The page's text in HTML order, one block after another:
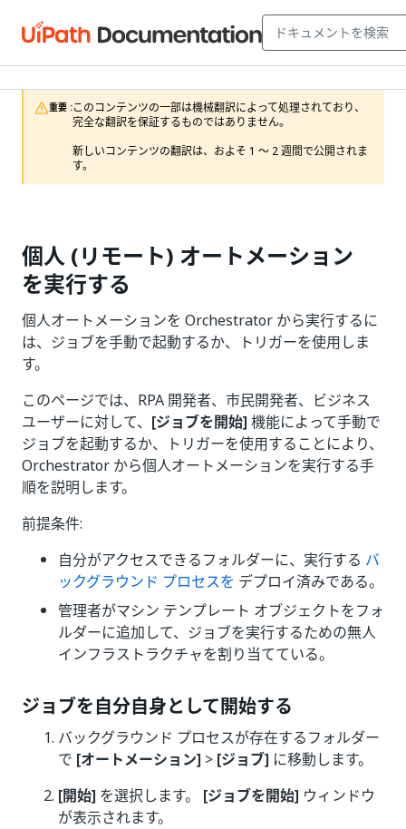
重要 :このコンテンツの一部は機械翻訳によって処理されており、
完全な翻訳を保証するものではありません。
新しいコンテンツの翻訳は、およそ 1 ～ 2 週間で公開されま
す。
個人 (リモート) オートメーション
を実行する
個人オートメーションを Orchestrator から実行するに
は、ジョブを手動で起動するか、トリガーを使用しま
す。
このページでは、RPA 開発者、市民開発者、ビジネス
ユーザーに対して、 [ジョブを開始] 機能によって手動で
ジョブを起動するか、トリガーを使用することにより、
Orchestrator から個人オートメーションを実行する手
順を説明します。
前提条件:
自分がアクセスできるフォルダーに、実行する バ
ックグラウンド プロセスを デプロイ済みである。
管理者がマシン テンプレート オブジェクトをフォ
ルダーに追加して、ジョブを実行するための無人
インフラストラクチャを割り当てている。
ジョブを自分自身として開始する
バックグラウンド プロセスが存在するフォルダー
で [オートメーション] > [ジョブ] に移動します。
[開始] を選択します。 [ジョブを開始] ウィンドウ
が表示されます。